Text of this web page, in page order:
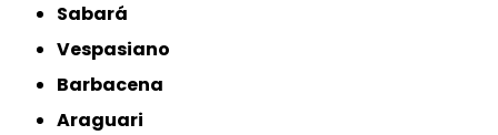
Sabará
Vespasiano
Barbacena
Araguari